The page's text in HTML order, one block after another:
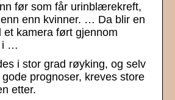
før som får urinblærekreft,
enn kvinner. … Da blir en
et kamera ført gjennom
i …
i stor grad røyking, og selv
prognoser, kreves store
etter.